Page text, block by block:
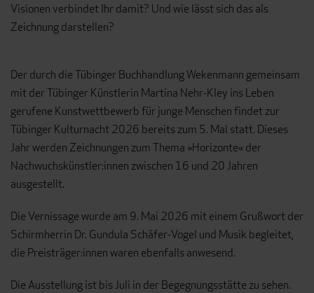
Visionen verbindet Ihr damit? Und wie lässt sich das als
Zeichnung darstellen?
Der durch die Tübinger Buchhandlung Wekenmann gemeinsam
mit der Tübinger Künstlerin Martina Nehr-Kley ins Leben
gerufene Kunstwettbewerb für junge Menschen findet zur
Tübinger Kulturnacht 2026 bereits zum 5. Mal statt. Dieses
Jahr werden Zeichnungen zum Thema »Horizonte« der
Nachwuchskünstler:innen zwischen 16 und 20 Jahren
ausgestellt.
Die Vernissage wurde am 9. Mai 2026 mit einem Grußwort der
Schirmherrin Dr. Gundula Schäfer-Vogel und Musik begleitet,
die Preisträger:innen waren ebenfalls anwesend.
Die Ausstellung ist bis Juli in der Begegnungsstätte zu sehen.